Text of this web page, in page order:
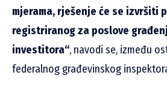
mjerama, rješenje će se izvršiti
registriranog za poslove
investitora“, navodi se, između
federalnog građevinskog